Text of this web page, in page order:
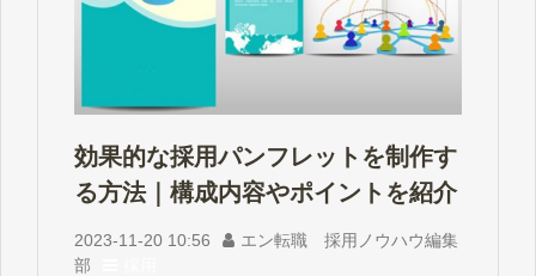
効果的な採用パンフレットを制作す
る方法｜構成内容やポイントを紹介
2023-11-20 10:56
エン転職 採用ノウハウ編集
部